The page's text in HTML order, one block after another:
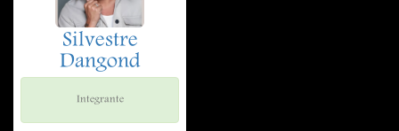
Silvestre
Dangond
Integrante